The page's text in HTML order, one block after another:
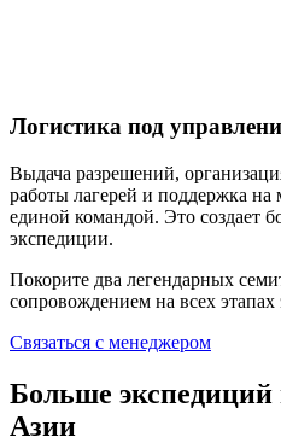
Логистика под
Выдача разрешений,
работы лагерей и поддержка
единой командой. Это создает
экспедиции.
Покорите два легендарных
сопровождением на всех
Связаться с менеджером
Больше
Азии